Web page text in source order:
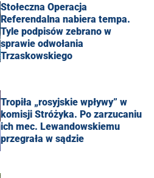
Stołeczna Operacja
Referendalna nabiera tempa.
Tyle podpisów zebrano w
sprawie odwołania
Trzaskowskiego
Tropiła „rosyjskie wpływy” w
komisji Stróżyka. Po zarzucaniu
ich mec. Lewandowskiemu
przegrała w sądzie